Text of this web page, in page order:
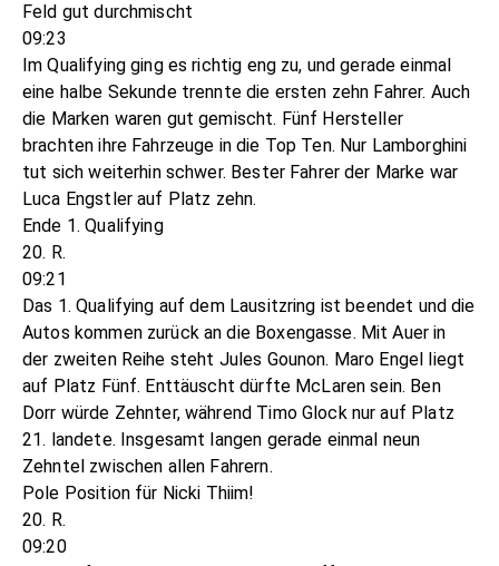
Feld gut durchmischt
09:23
Im Qualifying ging es richtig eng zu, und gerade einmal
eine halbe Sekunde trennte die ersten zehn Fahrer. Auch
die Marken waren gut gemischt. Fünf Hersteller
brachten ihre Fahrzeuge in die Top Ten. Nur Lamborghini
tut sich weiterhin schwer. Bester Fahrer der Marke war
Luca Engstler auf Platz zehn.
Ende 1. Qualifying
20. R.
09:21
Das 1. Qualifying auf dem Lausitzring ist beendet und die
Autos kommen zurück an die Boxengasse. Mit Auer in
der zweiten Reihe steht Jules Gounon. Maro Engel liegt
auf Platz Fünf. Enttäuscht dürfte McLaren sein. Ben
Dorr würde Zehnter, während Timo Glock nur auf Platz
21. landete. Insgesamt langen gerade einmal neun
Zehntel zwischen allen Fahrern.
Pole Position für Nicki Thiim!
20. R.
09:20